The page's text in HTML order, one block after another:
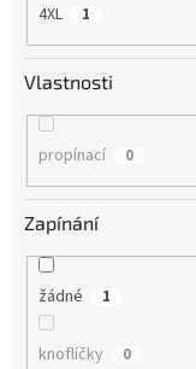
4XL 1
Vlastnosti
propínací 0
Zapínání
žádné 1
knoflíčky 0